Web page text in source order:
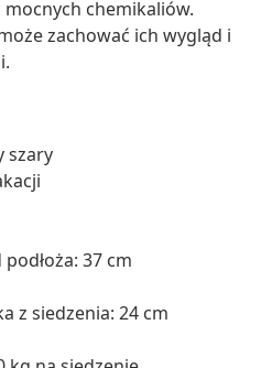
chemikaliów.
zachować ich wygląd i
szary
37 cm
z siedzenia: 24 cm